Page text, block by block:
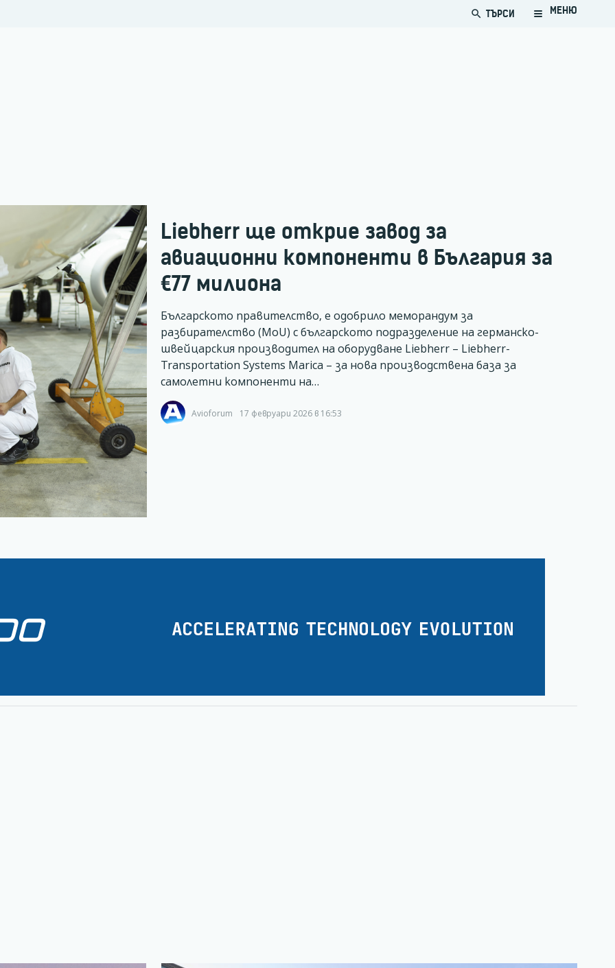
search ТЪРСИ МЕНЮ
Liebherr ще открие завод за
авиационни компоненти в България за
€77 милиона
Българското правителство, е одобрило меморандум за
разбирателство (MoU) с българското подразделение на германско-
швейцарския производител на оборудване Liebherr – Liebherr-
Transportation Systems Marica – за нова производствена база за
самолетни компоненти на…
Avioforum 17 февруари 2026 в 16:53